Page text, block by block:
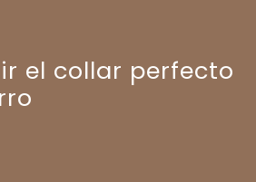
el collar perfecto